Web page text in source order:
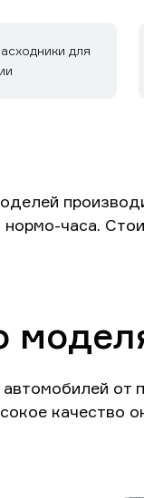
для
часа.
качество